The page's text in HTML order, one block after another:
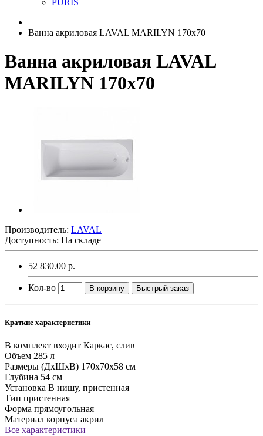
PURIS
Ванна акриловая LAVAL MARILYN 170x70
Ванна акриловая LAVAL
MARILYN 170x70
Производитель: LAVAL
Доступность: На складе
52 830.00 р.
Кол-во В корзину Быстрый заказ
Краткие характеристики
В комплект входит Каркас, слив
Объем 285 л
Размеры (ДхШхВ) 170х70х58 см
Глубина 54 см
Установка В нишу, пристенная
Тип пристенная
Форма прямоугольная
Материал корпуса акрил
Все характеристики